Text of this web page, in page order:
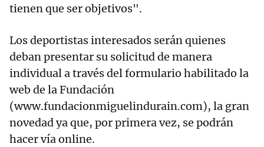
tienen que ser objetivos".
Los deportistas interesados serán quienes
deban presentar su solicitud de manera
individual a través del formulario habilitado la
web de la Fundación
(www.fundacionmiguelindurain.com), la gran
novedad ya que, por primera vez, se podrán
hacer vía online.